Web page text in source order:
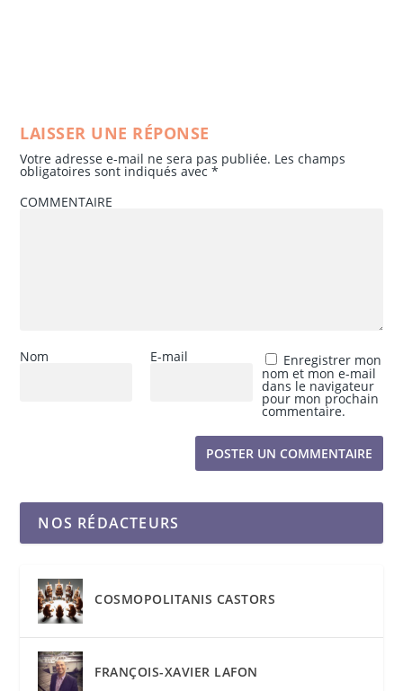
LAISSER UNE RÉPONSE
Votre adresse e-mail ne sera pas publiée. Les champs
obligatoires sont indiqués avec*
COMMENTAIRE
Nom E-mail Enregistrer mon
nom et mon e-mail
dans le navigateur
pour mon prochain
commentaire.
NOS RÉDACTEURS
COSMOPOLITANIS CASTORS
FRANÇOIS-XAVIER LAFON